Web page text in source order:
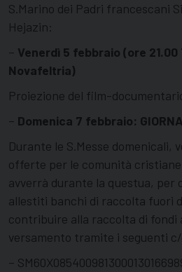
S.Marino dei Padri francescani
Hejazin:
– Venerdì 5 febbraio (ore
Novafeltria)
Proiezione del film-
– Domenica 7 febbraio:
Durante le S.Messe domenicali,
offerte per le comunità cristiane
avverrà durante la questua, per
allestiti banchi di raccolta fuori
contribuire alla raccolta di
versamento tramite i seguenti
–